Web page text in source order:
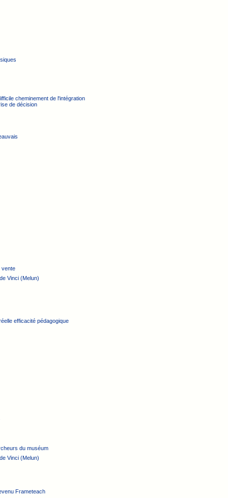
cheminement de l'intégration
de décision
vente
Vinci (Melun)
efficacité pédagogique
du muséum
Vinci (Melun)
Frameteach